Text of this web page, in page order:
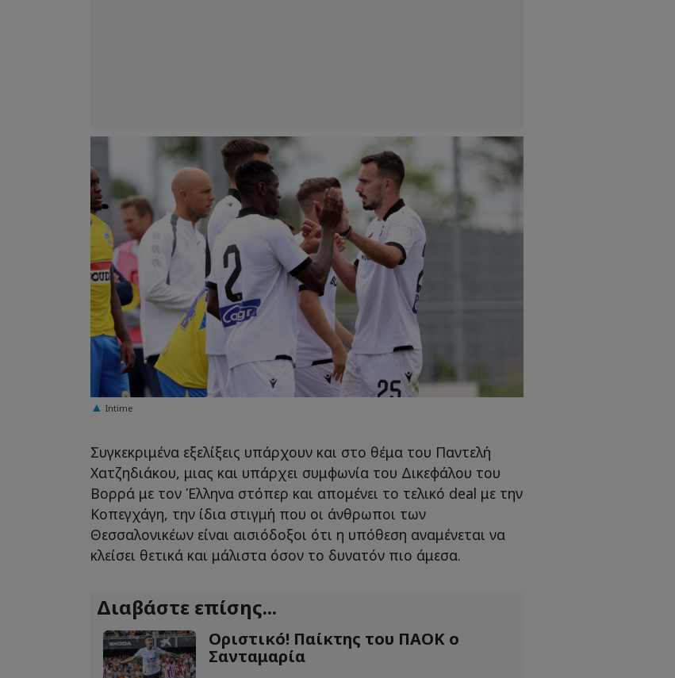
Intime
Συγκεκριμένα εξελίξεις υπάρχουν και στο θέμα του Παντελή
Χατζηδιάκου, μιας και υπάρχει συμφωνία του Δικεφάλου του
Βορρά με τον Έλληνα στόπερ και απομένει το τελικό deal με την
Κοπεγχάγη, την ίδια στιγμή που οι άνθρωποι των
Θεσσαλονικέων είναι αισιόδοξοι ότι η υπόθεση αναμένεται να
κλείσει θετικά και μάλιστα όσον το δυνατόν πιο άμεσα.
Διαβάστε επίσης...
Οριστικό! Παίκτης του ΠΑΟΚ ο
Σανταμαρία